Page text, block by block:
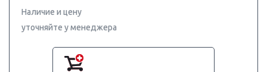
Наличие и цену
уточняйте у менеджера